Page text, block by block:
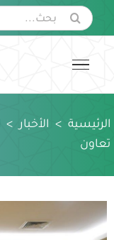
البحث
عن:
الرئيسية > الأخبار >
تعاون